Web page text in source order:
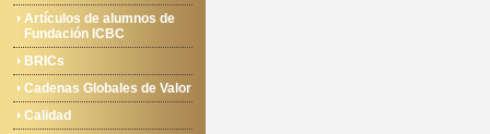
Artículos de alumnos de
Fundación ICBC
BRICs
Cadenas Globales de Valor
Calidad